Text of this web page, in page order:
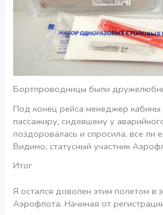
Бортпроводницы были
Под конец рейса менеджер
пассажиру, сидевшему у
поздоровалась и спросила, все ли
Видимо, статусный участник
Итог
Я остался доволен этим полетом в
Аэрофлота. Начиная от